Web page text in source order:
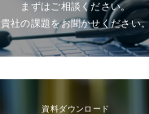
資料ダウンロード
まずはご相談ください。
貴社の課題をお聞かせください。